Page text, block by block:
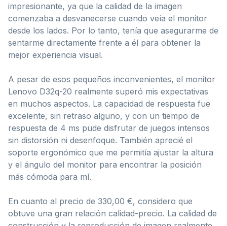
impresionante, ya que la calidad de la imagen
comenzaba a desvanecerse cuando veía el monitor
desde los lados. Por lo tanto, tenía que asegurarme de
sentarme directamente frente a él para obtener la
mejor experiencia visual.
A pesar de esos pequeños inconvenientes, el monitor
Lenovo D32q-20 realmente superó mis expectativas
en muchos aspectos. La capacidad de respuesta fue
excelente, sin retraso alguno, y con un tiempo de
respuesta de 4 ms pude disfrutar de juegos intensos
sin distorsión ni desenfoque. También aprecié el
soporte ergonómico que me permitía ajustar la altura
y el ángulo del monitor para encontrar la posición
más cómoda para mí.
En cuanto al precio de 330,00 €, considero que
obtuve una gran relación calidad-precio. La calidad de